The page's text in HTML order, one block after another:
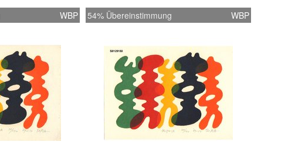
WBP 54% Übereinstimmung WBP